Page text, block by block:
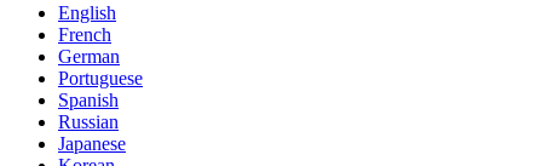
English
French
German
Portuguese
Spanish
Russian
Japanese